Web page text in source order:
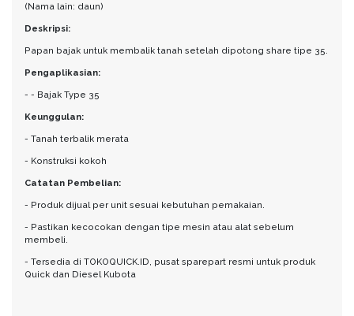
(Nama lain: daun)
Deskripsi:
Papan bajak untuk membalik tanah setelah dipotong share tipe 35.
Pengaplikasian:
- - Bajak Type 35
Keunggulan:
- Tanah terbalik merata
- Konstruksi kokoh
Catatan Pembelian:
- Produk dijual per unit sesuai kebutuhan pemakaian.
- Pastikan kecocokan dengan tipe mesin atau alat sebelum
membeli.
- Tersedia di TOKOQUICK.ID, pusat sparepart resmi untuk produk
Quick dan Diesel Kubota